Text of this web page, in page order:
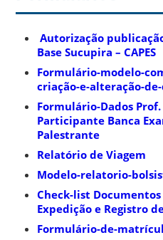
Autorização
Base Sucupira – CAPES
Formulário-modelo-
criação-e-alteração-
Formulário-Dados
Participante Banca
Palestrante
Relatório de Viagem
Modelo-relatorio-
Check-list Documentos
Expedição e Registro
Formulário-de-